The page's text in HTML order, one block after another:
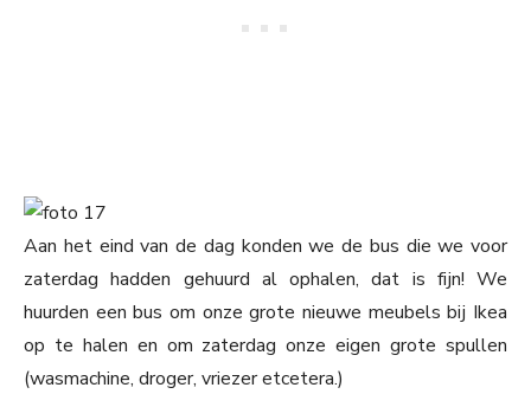
Aan het eind van de dag konden we de bus die we voor
zaterdag hadden gehuurd al ophalen, dat is fijn! We
huurden een bus om onze grote nieuwe meubels bij Ikea
op te halen en om zaterdag onze eigen grote spullen
(wasmachine, droger, vriezer etcetera.)